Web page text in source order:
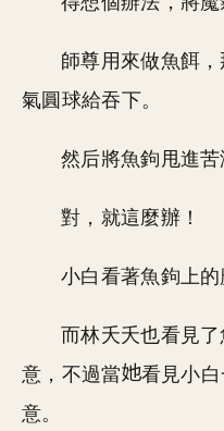
師尊用來做魚餌
氣圓球給吞下。
然后將魚鉤甩進苦
對，就這麼辦！
小白看著魚鉤上
而林夭夭也看見
意，不過當
看見小
意。